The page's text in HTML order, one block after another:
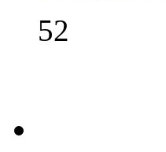
52